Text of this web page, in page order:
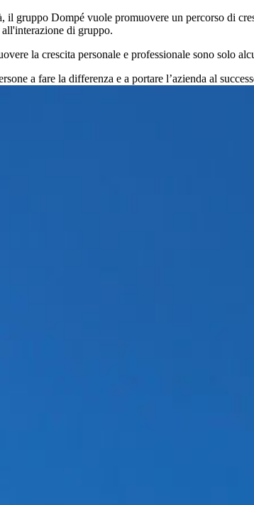
il gruppo Dompé vuole promuovere un percorso di
di gruppo.
la crescita personale e professionale sono solo
a fare la differenza e a portare l’azienda al